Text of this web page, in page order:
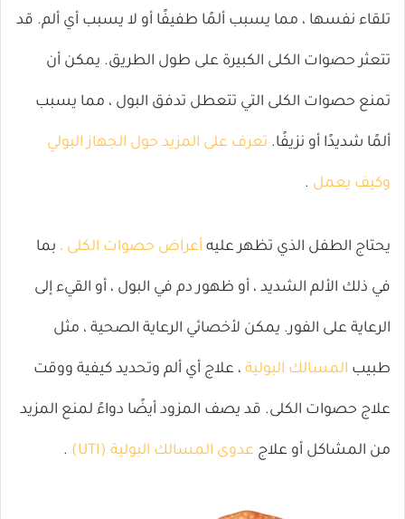
تلقاء نفسها ، مما يسبب ألمًا طفيفًا أو لا يسبب أي ألم. قد
تتعثر حصوات الكلى الكبيرة على طول الطريق. يمكن أن
تمنع حصوات الكلى التي تتعطل تدفق البول ، مما يسبب
ألمًا شديدًا أو نزيفًا. تعرف على المزيد حول الجهاز البولي
وكيف يعمل .
يحتاج الطفل الذي تظهر عليه أعراض حصوات الكلى ، بما
في ذلك الألم الشديد ، أو ظهور دم في البول ، أو القيء إلى
الرعاية على الفور. يمكن لأخصائي الرعاية الصحية ، مثل
طبيب المسالك البولية ، علاج أي ألم وتحديد كيفية ووقت
علاج حصوات الكلى. قد يصف المزود أيضًا دواءً لمنع المزيد
من المشاكل أو علاج عدوى المسالك البولية (UTI) .